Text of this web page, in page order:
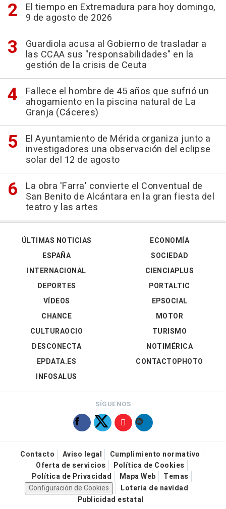
El tiempo en Extremadura para hoy domingo,
9 de agosto de 2026
Guardiola acusa al Gobierno de trasladar a
las CCAA sus "responsabilidades" en la
gestión de la crisis de Ceuta
Fallece el hombre de 45 años que sufrió un
ahogamiento en la piscina natural de La
Granja (Cáceres)
El Ayuntamiento de Mérida organiza junto a
investigadores una observación del eclipse
solar del 12 de agosto
La obra 'Farra' convierte el Conventual de
San Benito de Alcántara en la gran fiesta del
teatro y las artes
ÚLTIMAS NOTICIAS
ESPAÑA
INTERNACIONAL
DEPORTES
VÍDEOS
ECONOMÍA
SOCIEDAD
CIENCIAPLUS
PORTALTIC
EPSOCIAL
CHANCE
CULTURAOCIO
DESCONECTA
EPDATA.ES
INFOSALUS
MOTOR
TURISMO
NOTIMÉRICA
CONTACTOPHOTO
SÍGUENOS
Contacto Aviso legal
Cumplimiento normativo
Oferta de servicios
Política de Cookies
Política de Privacidad
Mapa Web
Temas
Configuración de Cookies
Loteria de navidad
Publicidad estatal